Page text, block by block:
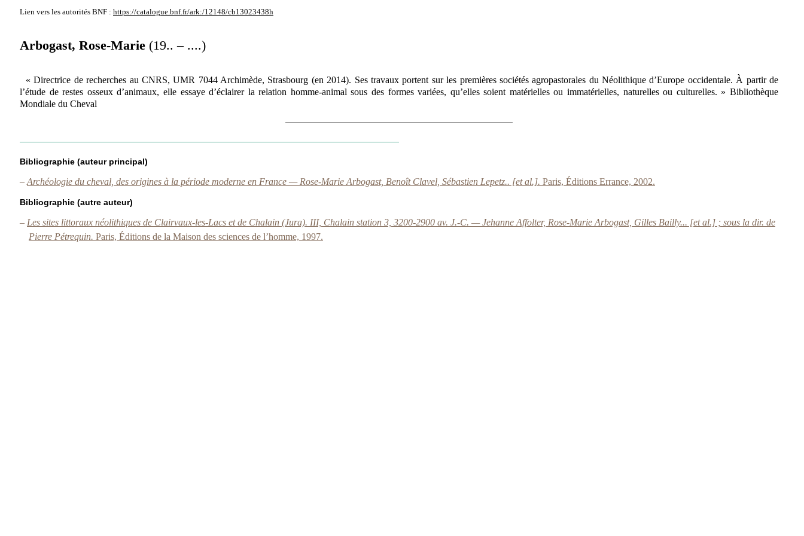
Lien vers les autorités BNF : https://catalogue.bnf.fr/ark:/12148/cb13023438h
Arbogast, Rose-Marie (19.. – ....)
« Directrice de recherches au CNRS, UMR 7044 Archimède, Strasbourg (en 2014). Ses travaux portent sur les premières sociétés agropastorales du Néolithique d’Europe occidentale. À partir de
l’étude de restes osseux d’animaux, elle essaye d’éclairer la relation homme-animal sous des formes variées, qu’elles soient matérielles ou immatérielles, naturelles ou culturelles. » Bibliothèque
Mondiale du Cheval
Bibliographie (auteur principal)
– Archéologie du cheval, des origines à la période moderne en France — Rose-Marie Arbogast, Benoît Clavel, Sébastien Lepetz.. [et al.]. Paris, Éditions Errance, 2002.
Bibliographie (autre auteur)
– Les sites littoraux néolithiques de Clairvaux-les-Lacs et de Chalain (Jura). III, Chalain station 3, 3200-2900 av. J.-C. — Jehanne Affolter, Rose-Marie Arbogast, Gilles Bailly... [et al.] ; sous la dir. de
Pierre Pétrequin. Paris, Éditions de la Maison des sciences de l’homme, 1997.